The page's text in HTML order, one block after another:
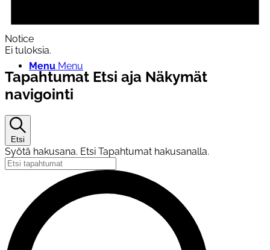
Menu Menu
Notice
Ei tuloksia.
Tapahtumat Etsi aja Näkymät
navigointi
Etsi
Syötä hakusana. Etsi Tapahtumat hakusanalla.